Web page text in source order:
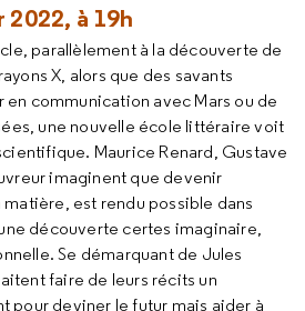
à 19h
parallèlement à la découverte de
X, alors que des savants
en communication avec Mars ou de
une nouvelle école littéraire voit
Maurice Renard, Gustave
imaginent que devenir
est rendu possible dans
découverte certes imaginaire,
Se démarquant de Jules
faire de leurs récits un
pour deviner le futur mais aider à